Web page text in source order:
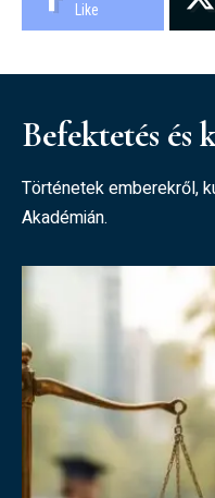
Like
Befektetés és
Történetek emberekről,
Akadémián.